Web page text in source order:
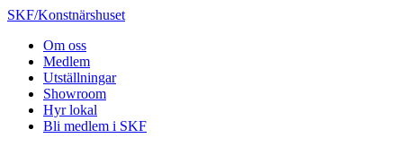
SKF/Konstnärshuset
Om oss
Medlem
Utställningar
Showroom
Hyr lokal
Bli medlem i SKF